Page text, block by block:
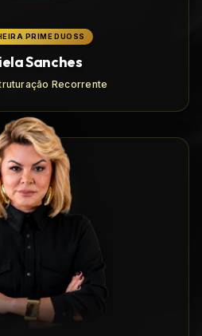
PRIME DUOSS
Sanches
Recorrente